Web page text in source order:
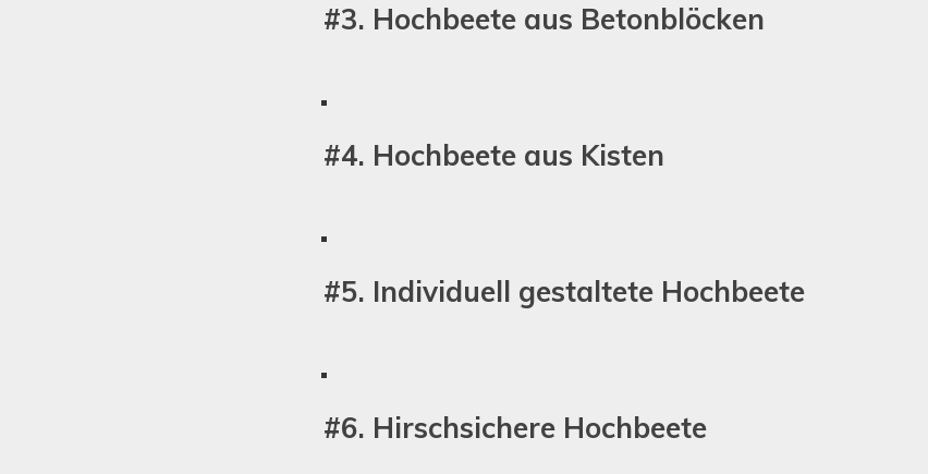
#3. Hochbeete aus Betonblöcken
#4. Hochbeete aus Kisten
#5. Individuell gestaltete Hochbeete
#6. Hirschsichere Hochbeete